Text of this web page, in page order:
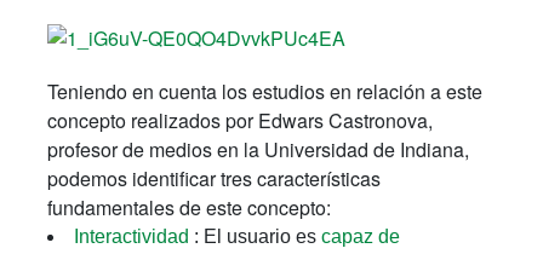
Teniendo en cuenta los estudios en relación a este
concepto realizados por Edwars Castronova,
profesor de medios en la Universidad de Indiana,
podemos identificar tres características
fundamentales de este concepto:
Interactividad : El usuario es capaz de